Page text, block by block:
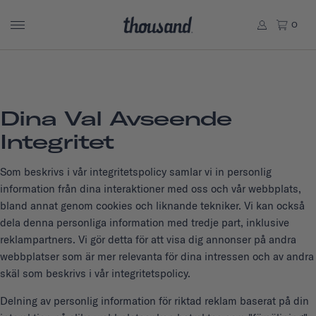
0
Dina Val Avseende
Integritet
Som beskrivs i vår integritetspolicy samlar vi in personlig
information från dina interaktioner med oss och vår webbplats,
bland annat genom cookies och liknande tekniker. Vi kan också
dela denna personliga information med tredje part, inklusive
reklampartners. Vi gör detta för att visa dig annonser på andra
webbplatser som är mer relevanta för dina intressen och av andra
skäl som beskrivs i vår integritetspolicy.
Delning av personlig information för riktad reklam baserat på din